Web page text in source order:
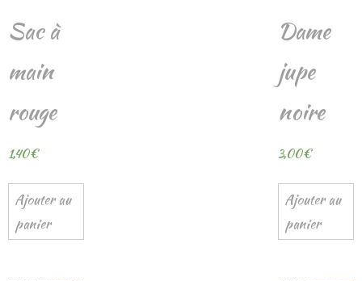
Sac à
main
rouge
1,40€
Ajouter au
panier
Dame
jupe
noire
3,00€
Ajouter au
panier